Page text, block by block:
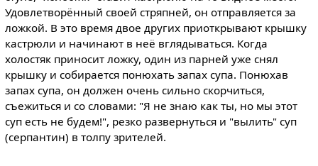
Удовлетворённый своей стряпней, он отправляется за
ложкой. В это время двое других приоткрывают крышку
кастрюли и начинают в неё вглядываться. Когда
холостяк приносит ложку, один из парней уже снял
крышку и собирается понюхать запах супа. Понюхав
запах супа, он должен очень сильно скорчиться,
съежиться и со словами: "Я не знаю как ты, но мы этот
суп есть не будем!", резко развернуться и "вылить" суп
(серпантин) в толпу зрителей.